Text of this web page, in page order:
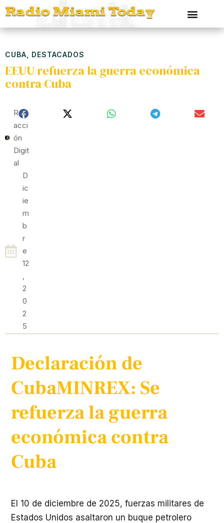
CUBA DESTACADOS
EEUU refuerza la guerra económica
contra Cuba
Red
Acci
Ón
Digit
Al
D
Ic
Ie
M
B
R
E
12
,
2
0
2
5
Declaración de
CubaMINREX: Se
refuerza la guerra
económica contra
Cuba
El 10 de diciembre de 2025, fuerzas militares de
Estados Unidos asaltaron un buque petrolero